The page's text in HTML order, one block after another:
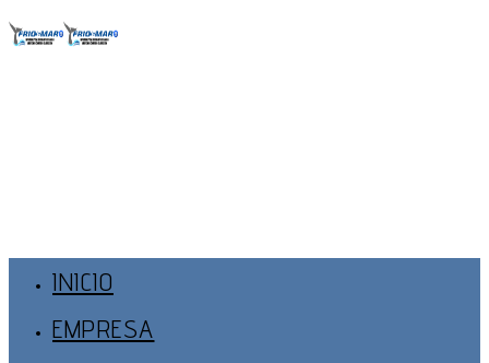
Ir
al
INICIO
EMPRESA